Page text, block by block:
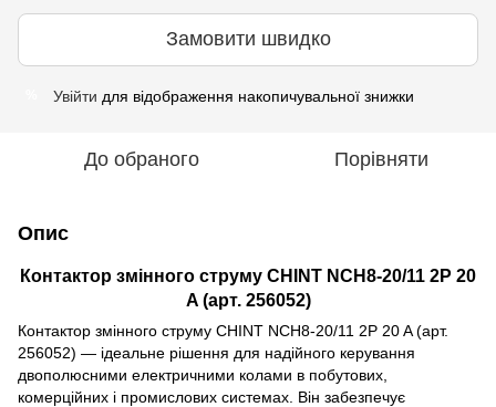
Замовити швидко
Увійти для відображення накопичувальної знижки
До обраного Порівняти
Опис
Контактор змінного струму CHINT NCH8-20/11 2P 20
A (арт. 256052)
Контактор змінного струму CHINT NCH8-20/11 2P 20 A (арт.
256052) — ідеальне рішення для надійного керування
двополюсними електричними колами в побутових,
комерційних і промислових системах. Він забезпечує